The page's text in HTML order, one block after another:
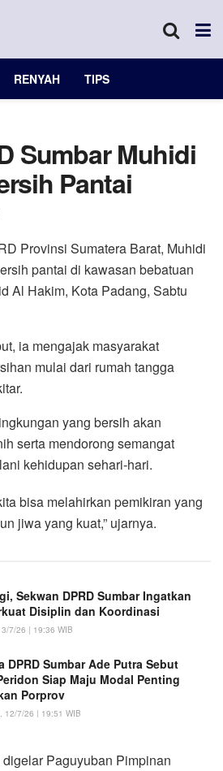
RENYAH TIPS
Sumbar Muhidi
Pantai
Provinsi Sumatera Barat, Muhidi
pantai di kawasan bebatuan
Al Hakim, Kota Padang, Sabtu
ia mengajak masyarakat
mulai dari rumah tangga
yang bersih akan
serta mendorong semangat
kehidupan sehari-hari.
bisa melahirkan pemikiran yang
jiwa yang kuat,” ujarnya.
Sekwan DPRD Sumbar Ingatkan
Disiplin dan Koordinasi
7/26 | 19:36 WIB
DPRD Sumbar Ade Putra Sebut
Siap Maju Modal Penting
Porprov
12/7/26 | 19:51 WIB
Paguyuban Pimpinan